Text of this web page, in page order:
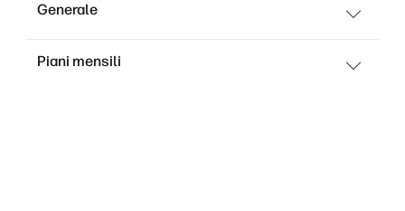
Generale
Piani mensili